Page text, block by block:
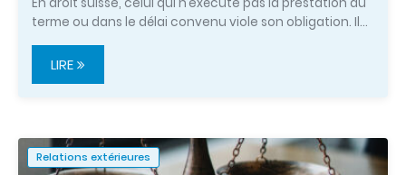
En droit suisse, celui qui n’exécute pas la prestation au
terme ou dans le délai convenu viole son obligation. Il…
LIRE
Relations extérieures